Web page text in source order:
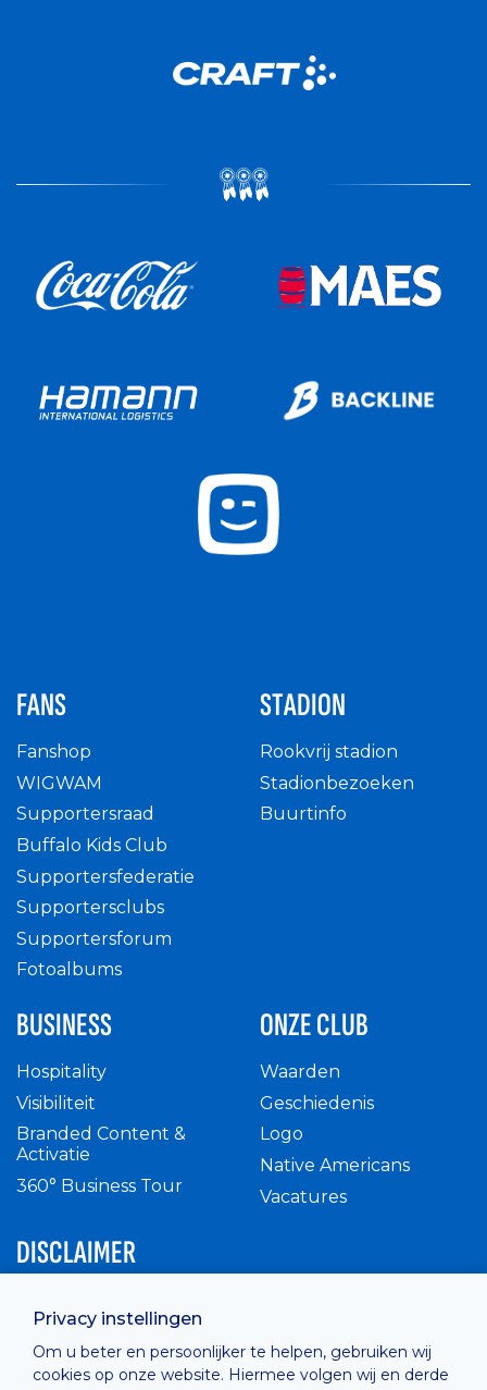
Privacy instellingen
Om u beter en persoonlijker te helpen, gebruiken wij
cookies op onze website. Hiermee volgen wij en derde
FANS
Fanshop
WIGWAM
Supportersraad
Buffalo Kids Club
Supportersfederatie
Supportersclubs
Supportersforum
Fotoalbums
STADION
Rookvrij stadion
Stadionbezoeken
Buurtinfo
BUSINESS
Hospitality
Visibiliteit
Branded Content &
Activatie
360° Business Tour
ONZE CLUB
Waarden
Geschiedenis
Logo
Native Americans
Vacatures
DISCLAIMER
Privacy Policy
Cashless
verkoopsvoorwaarden